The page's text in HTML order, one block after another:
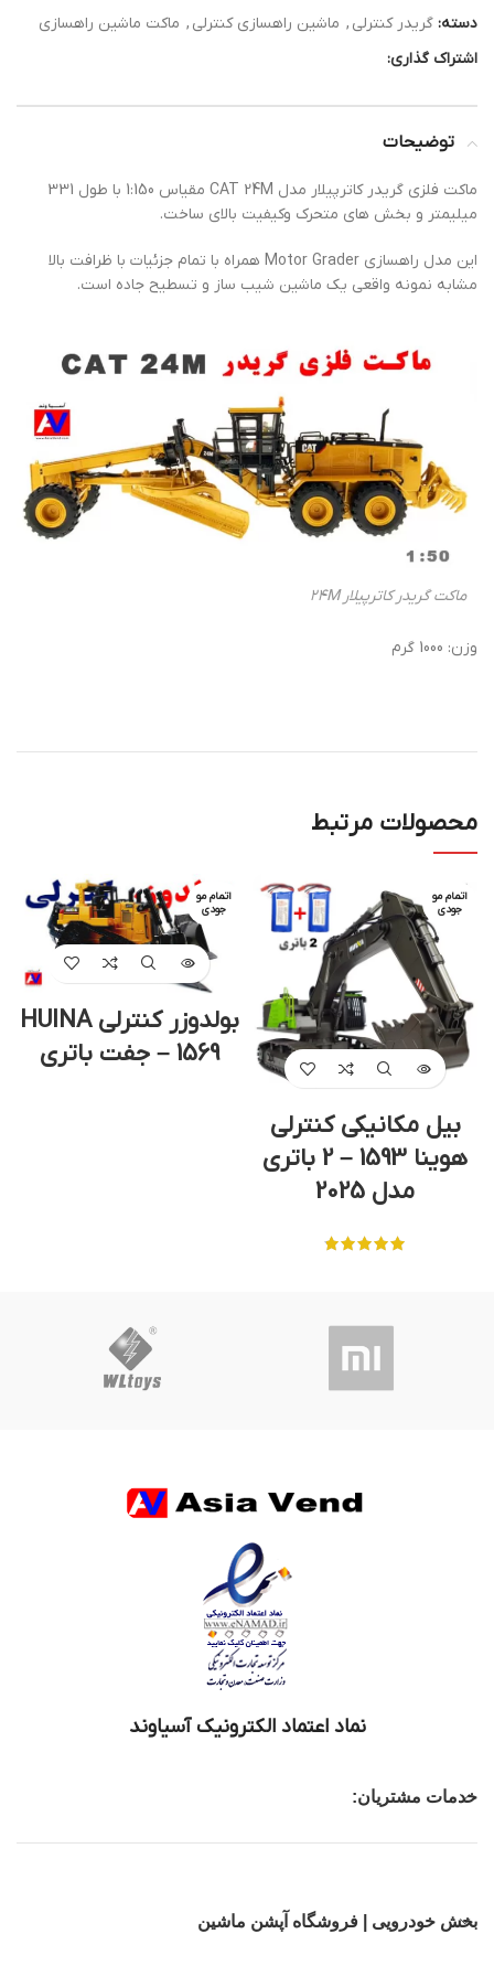
دسته: گریدر کنترلی , ماشین راهسازی کنترلی , ماکت ماشین راهسازی
اشتراک گذاری:
توضیحات
ماکت فلزی گریدر کاترپیلار مدل CAT 24M مقیاس 1:150 با طول 331
میلیمتر و بخش های متحرک وکیفیت بالای ساخت.
این مدل راهسازی Motor Grader همراه با تمام جزئیات با ظرافت بالا
مشابه نمونه واقعی یک ماشین شیب ساز و تسطیح جاده است.
ماکت گریدر کاترپیلار 24M
وزن: 1000 گرم
محصولات مرتبط
اتمام مو
جودی
بیل مکانیکی کنترلی
هوینا 1593 – 2 باتری
مدل 2025
اتمام مو
جودی
بولدوزر کنترلی HUINA
1569 – جفت باتری
نماد اعتماد الکترونیک آسیاوند
خدمات مشتریان:
بخش خودرویی | فروشگاه آپشن ماشین